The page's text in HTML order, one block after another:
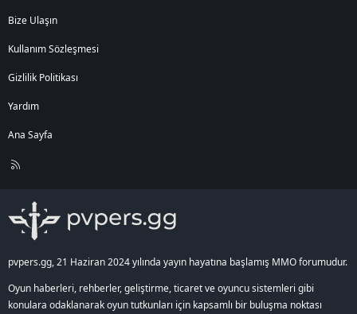
Bize Ulaşın
Kullanım Sözleşmesi
Gizlilik Politikası
Yardım
Ana Sayfa
R
pvpers.gg, 21 Haziran 2024 yılında yayın hayatına başlamış MMO forumudur.
Oyun haberleri, rehberler, geliştirme, ticaret ve oyuncu sistemleri gibi
konulara odaklanarak oyun tutkunları için kapsamlı bir buluşma noktası